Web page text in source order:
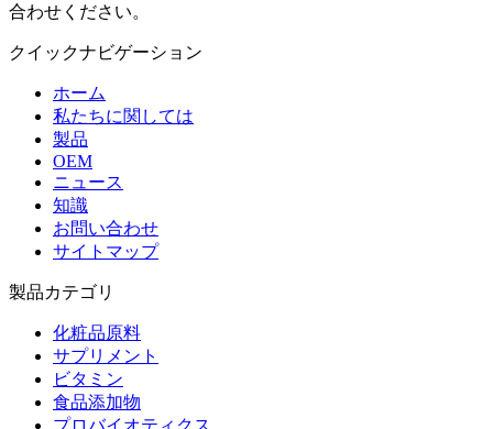
合わせください。
クイックナビゲーション
ホーム
私たちに関しては
製品
OEM
ニュース
知識
お問い合わせ
サイトマップ
製品カテゴリ
化粧品原料
サプリメント
ビタミン
食品添加物
プロバイオティクス